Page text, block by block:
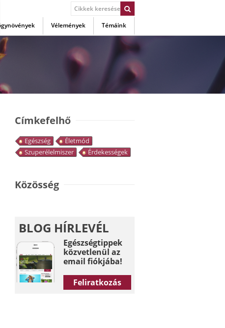
Vélemények Témáink
Címkefelhő
Egészség
Életmód
Szuperélelmiszer
Érdekességek
Közösség
BLOG HÍRLEVÉL
Egészségtippek
közvetlenül az
email fiókjába!
Feliratkozás